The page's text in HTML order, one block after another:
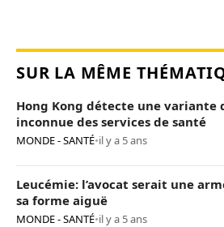
SUR LA MÊME
Hong Kong détecte une variante
inconnue des services de santé
MONDE - SANTÉ•il y a 5 ans
Leucémie: l’avocat serait une
sa forme aiguë
MONDE - SANTÉ•il y a 5 ans